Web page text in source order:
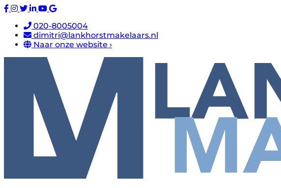
020-8005004
dimitri@lankhorstmakelaars.nl
Naar onze website ›